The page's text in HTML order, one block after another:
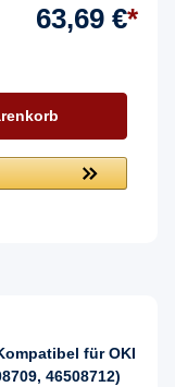
63,69 €*
für OKI
46508712)